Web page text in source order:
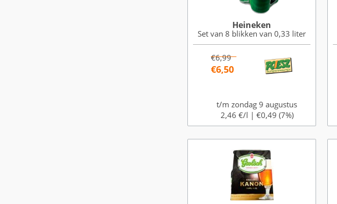
Heineken
Set van 8 blikken van 0,33 liter
€6,99
€6,50
t/m zondag 9 augustus
2,46 €/l | €0,49 (7%)